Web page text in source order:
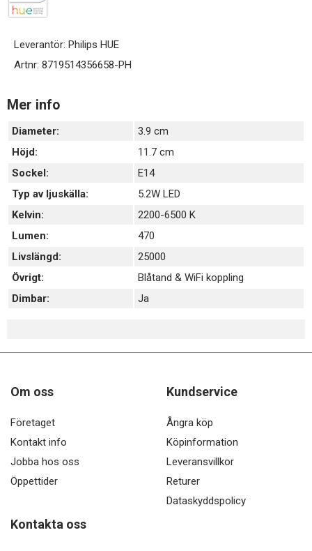
Leverantör: Philips HUE
Artnr: 8719514356658-PH
Mer info
Diameter:
3.9 cm
Höjd:
11.7 cm
Sockel:
E14
Typ av ljuskälla:
5.2W LED
Kelvin:
2200-6500 K
Lumen:
470
Livslängd:
25000
Övrigt:
Blåtand & WiFi koppling
Dimbar:
Ja
Om oss
Företaget
Kontakt info
Jobba hos oss
Öppettider
Kundservice
Ångra köp
Köpinformation
Leveransvillkor
Returer
Dataskyddspolicy
Kontakta oss